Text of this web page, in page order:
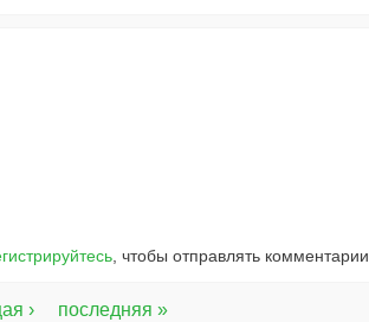
, чтобы отправлять комментарии
› последняя »